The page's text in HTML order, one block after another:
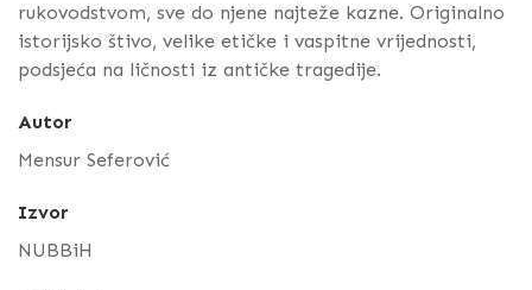
rukovodstvom, sve do njene najteže kazne. Originalno
istorijsko štivo, velike etičke i vaspitne vrijednosti,
podsjeća na ličnosti iz antičke tragedije.
Autor
Mensur Seferović
Izvor
NUBBiH